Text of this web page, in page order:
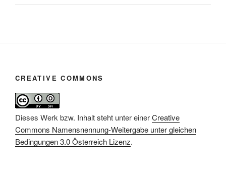
CREATIVE COMMONS
Dieses Werk bzw. Inhalt steht unter einerCreative
Commons Namensnennung-Weitergabe unter gleichen
Bedingungen 3.0 Österreich Lizenz.